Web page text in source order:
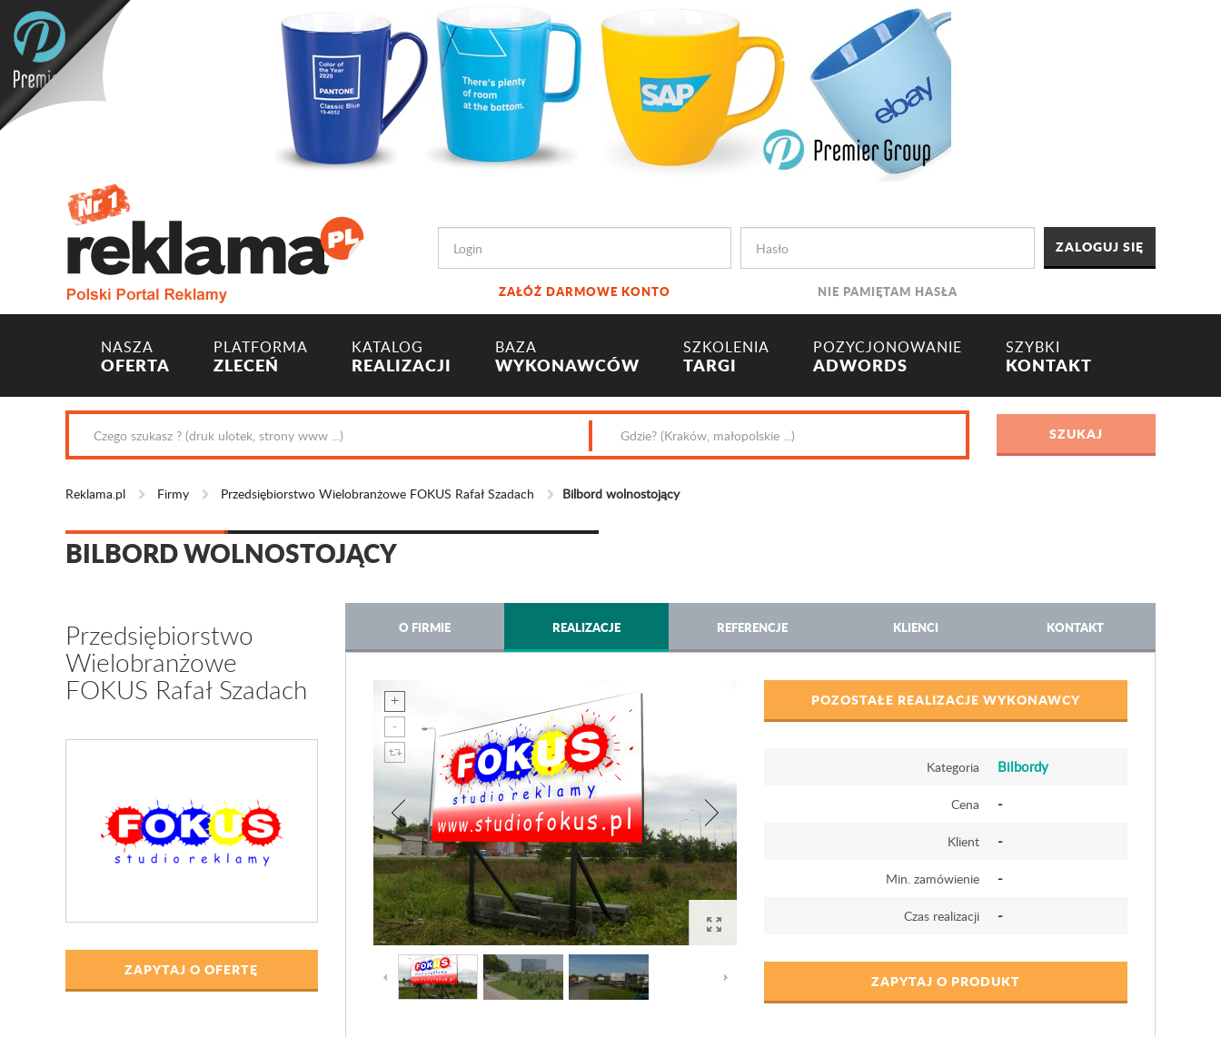
ZAŁÓŻ DARMOWE KONTO NIE PAMIĘTAM HASŁA
NASZA
OFERTA
PLATFORMA
ZLECEŃ
KATALOG
REALIZACJI
BAZA
WYKONAWCÓW
SZKOLENIA
TARGI
POZYCJONOWANIE
ADWORDS
SZYBKI
KONTAKT
Reklama.pl Firmy Przedsiębiorstwo Wielobranżowe FOKUS Rafał Szadach Bilbord wolnostojący
BILBORD WOLNOSTOJĄCY
Przedsiębiorstwo
Wielobranżowe
FOKUS Rafał Szadach
ZAPYTAJ O OFERTĘ
O FIRMIE REALIZACJE REFERENCJE KLIENCI KONTAKT
POZOSTAŁE REALIZACJE WYKONAWCY
Kategoria Bilbordy
Cena -
Klient -
Min. zamówienie -
Czas realizacji -
ZAPYTAJ O PRODUKT